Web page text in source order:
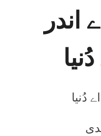
اندر
دُنیا